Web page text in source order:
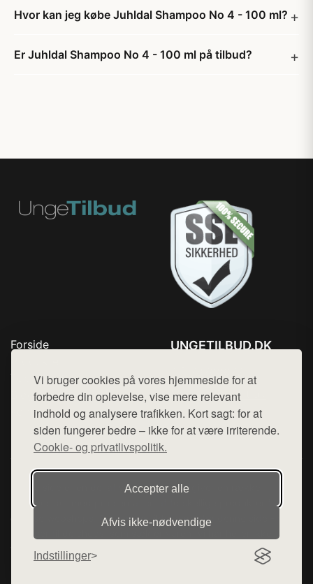
Vi bruger cookies på vores hjemmeside for at
forbedre din oplevelse, vise mere relevant
indhold og analysere trafikken. Kort sagt: for at
siden fungerer bedre – ikke for at være irriterende.
Cookie- og privatlivspolitik.
Accepter alle
Afvis ikke‑nødvendige
Indstillinger
Hvor kan jeg købe Juhldal Shampoo No 4 - 100 ml?
Er Juhldal Shampoo No 4 - 100 ml på tilbud?
Forside
Top Rabatter
Blog
Kontakt
UNGETILBUD.DK
Mail: hej@want.dk
Cookie- og privatlivspolitik
Denne side er en del af want.dk, der udgiver en række
hjemmesider med præsentation af forskellige produkter fra
diverse webshops. Der sælges ikke varer fra denne side - vi
henviser til de shops, som sælger varen. Vi har heller ikke
varerne på lager.